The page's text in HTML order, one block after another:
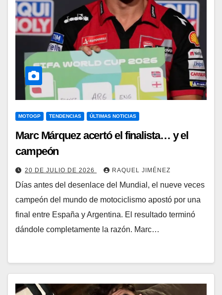
MOTOGP TENDENCIAS ÚLTIMAS NOTICIAS
Marc Márquez acertó el finalista… y el
campeón
20 DE JULIO DE 2026 RAQUEL JIMÉNEZ
Días antes del desenlace del Mundial, el nueve veces
campeón del mundo de motociclismo apostó por una
final entre España y Argentina. El resultado terminó
dándole completamente la razón. Marc…